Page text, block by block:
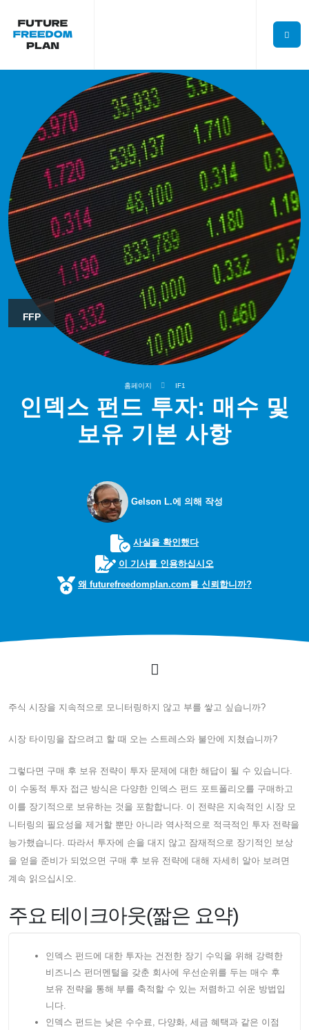
FFP
홈페이지 IF1
인덱스 펀드 투자: 매수 및
보유 기본 사항
Gelson L.에 의해 작성
사실을 확인했다
이 기사를 인용하십시오
왜 futurefreedomplan.com를 신뢰합니까?
주식 시장을 지속적으로 모니터링하지 않고 부를 쌓고 싶습니까?
시장 타이밍을 잡으려고 할 때 오는 스트레스와 불안에 지쳤습니까?
그렇다면 구매 후 보유 전략이 투자 문제에 대한 해답이 될 수 있습니다.
이 수동적 투자 접근 방식은 다양한 인덱스 펀드 포트폴리오를 구매하고
이를 장기적으로 보유하는 것을 포함합니다. 이 전략은 지속적인 시장 모
니터링의 필요성을 제거할 뿐만 아니라 역사적으로 적극적인 투자 전략을
능가했습니다. 따라서 투자에 손을 대지 않고 잠재적으로 장기적인 보상
을 얻을 준비가 되었으면 구매 후 보유 전략에 대해 자세히 알아 보려면
계속 읽으십시오.
주요 테이크아웃(짧은 요약)
인덱스 펀드에 대한 투자는 건전한 장기 수익을 위해 강력한
비즈니스 펀더멘털을 갖춘 회사에 우선순위를 두는 매수 후
보유 전략을 통해 부를 축적할 수 있는 저렴하고 쉬운 방법입
니다.
인덱스 펀드는 낮은 수수료, 다양화, 세금 혜택과 같은 이점